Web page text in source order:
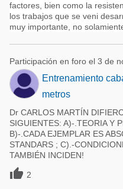
factores, bien como la
los trabajos que se veni
muy importante, no
Participación en foro el 3 de
Entrenamiento
metros
Dr CARLOS MARTÍN
SIGUIENTES: A)-.TEORIA Y
B)-.CADA EJEMPLAR ES
STANDARS ; C).-
TAMBIÉN INCIDEN!
 2